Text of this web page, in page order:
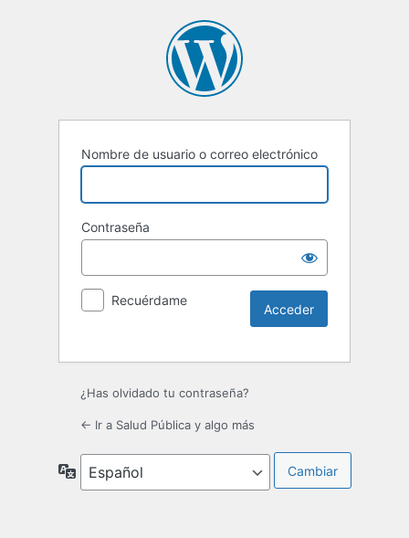
Nombre de usuario o correo electrónico
Contraseña
Recuérdame
¿Has olvidado tu contraseña?
← Ir a Salud Pública y algo más
Idioma